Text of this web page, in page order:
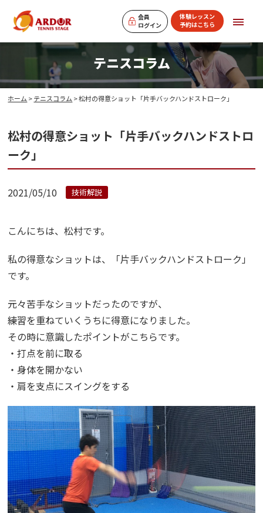
会員
ログイン
体験レッスン
予約はこちら
テニスコラム
ホーム >テニスコラム > 松村の得意ショット「片手バックハンドストローク」
松村の得意ショット「片手バックハンドストロ
ーク」
2021/05/10 技術解説
こんにちは、松村です。
私の得意なショットは、「片手バックハンドストローク」
です。
元々苦手なショットだったのですが、
練習を重ねていくうちに得意になりました。
その時に意識したポイントがこちらです。
・打点を前に取る
・身体を開かない
・肩を支点にスイングをする